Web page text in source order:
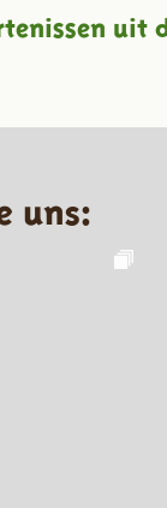
uit
uns: